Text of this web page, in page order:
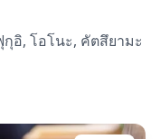
อิ, โอโนะ, คัตสึยามะ